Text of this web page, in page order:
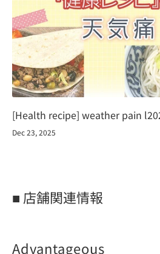
[Health recipe] weather pain
Dec 23, 2025
■ 店舗関連情報
Advantageous